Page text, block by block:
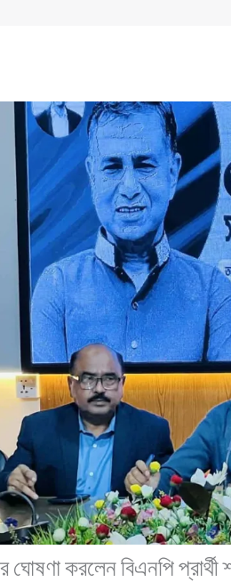
ঘোষণা করলেন বিএনপি প্রার্থী